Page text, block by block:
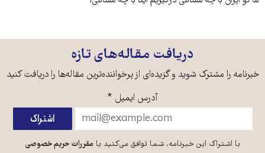
دریافت مقاله‌های تازه
خبرنامه را مشترک شوید و گزیده‌ای از پرخواننده‌ترین مقاله‌ها را دریافت کنید
آدرس ایمیل *
با اشتراک این خبرنامه، شما توافق می‌کنید بامقررات حریم خصوصی